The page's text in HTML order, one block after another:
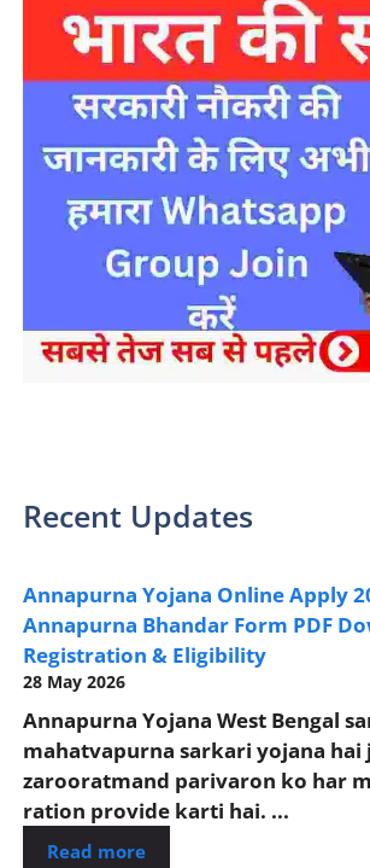
Recent Updates
Annapurna Yojana Online Apply
Annapurna Bhandar Form PDF
Registration & Eligibility
28 May 2026
Annapurna Yojana West Bengal
mahatvapurna sarkari yojana hai
zarooratmand parivaron ko har
ration provide karti hai. ...
Read more